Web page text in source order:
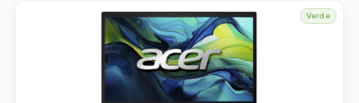
Verde